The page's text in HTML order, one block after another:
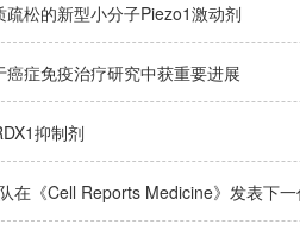
松的新型小分子Piezo1激动剂
症免疫治疗研究中获重要进展
抑制剂